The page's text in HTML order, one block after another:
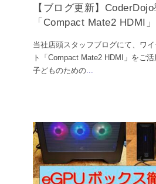
【ブログ更新】CoderDojo
「Compact Mate2 HDMI
当社店頭スタッフブログにて、ワ
ト「Compact Mate2 HDMI」をご活
子どものための...